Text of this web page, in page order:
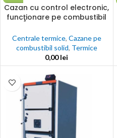
Cazan cu control electronic,
funcţionare pe combustibil
100 kW
Centrale termice, Cazane pe
combustibil solid, Termice
0,00lei